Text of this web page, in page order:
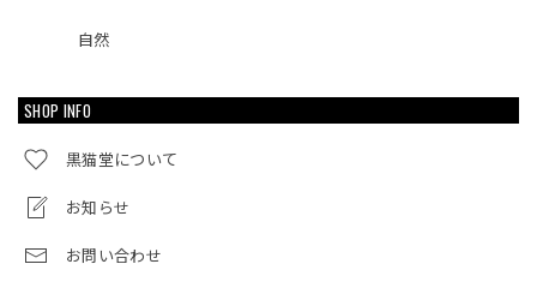
自然
SHOP INFO
黒猫堂について
お知らせ
お問い合わせ